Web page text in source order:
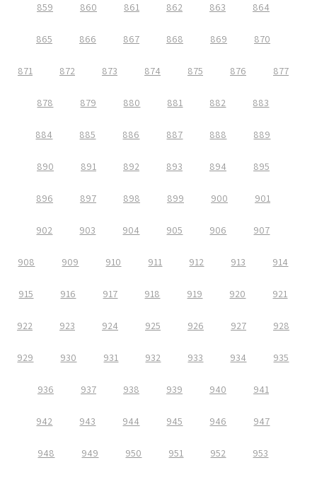
859 860 861 862 863 864
865 866 867 868 869 870
871 872 873 874 875 876 877
878 879 880 881 882 883
884 885 886 887 888 889
890 891 892 893 894 895
896 897 898 899 900 901
902 903 904 905 906 907
908 909 910 911 912 913 914
915 916 917 918 919 920 921
922 923 924 925 926 927 928
929 930 931 932 933 934 935
936 937 938 939 940 941
942 943 944 945 946 947
948 949 950 951 952 953